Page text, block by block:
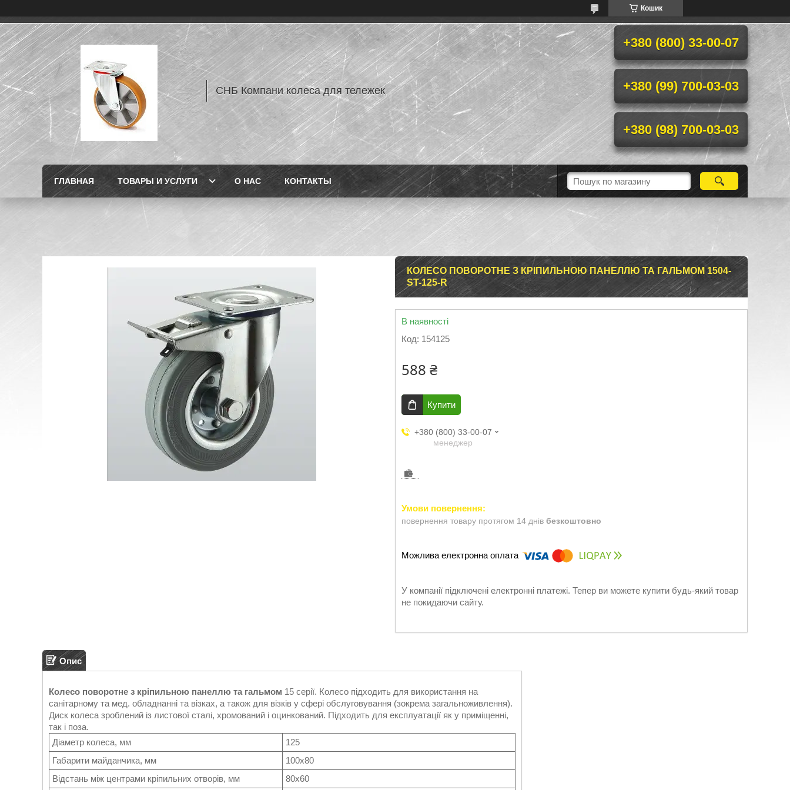
Кошик
СНБ Компани колеса для тележек
+380 (800) 33-00-07
+380 (99) 700-03-03
+380 (98) 700-03-03
ГЛАВНАЯ ТОВАРЫ И УСЛУГИ О НАС КОНТАКТЫ
КОЛЕСО ПОВОРОТНЕ З КРІПИЛЬНОЮ ПАНЕЛЛЮ ТА ГАЛЬМОМ 1504-
ST-125-R
В наявності
Код: 154125
588 ₴
Купити
+380 (800) 33-00-07
менеджер
повернення товару протягом 14 днів безкоштовно
У компанії підключені електронні платежі. Тепер ви можете купити будь-який товар
не покидаючи сайту.
Опис
Колесо поворотне з кріпильною панеллю та гальмом 15 серії. Колесо підходить для використання на
санітарному та мед. обладнанні та візках, а також для візків у сфері обслуговування (зокрема загальноживлення).
Диск колеса зроблений із листової сталі, хромований і оцинкований. Підходить для експлуатації як у приміщенні,
так і поза.
Діаметр колеса, мм
125
Габарити майданчика, мм
100х80
Відстань між центрами кріпильних отворів, мм
80х60